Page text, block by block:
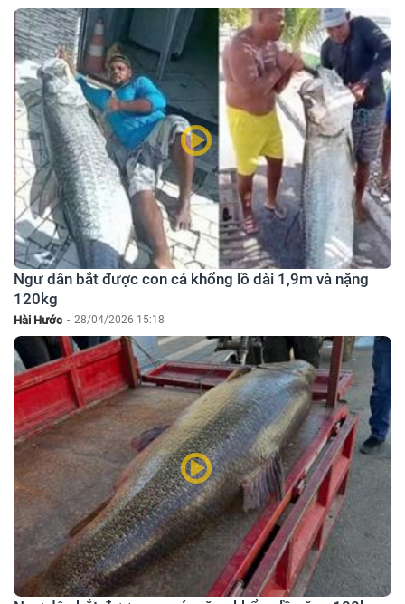
Ngư dân bắt được con cá khổng lồ dài 1,9m và nặng
120kg
Hài Hước - 28/04/2026 15:18